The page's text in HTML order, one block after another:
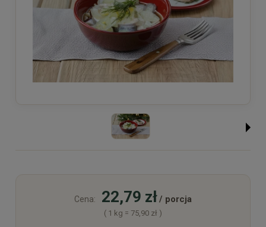
Cena: 22,79 zł/ porcja
( 1 kg = 75,90 zł )